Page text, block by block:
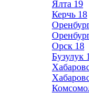
Ялта 19
Керчь 18
Орск 18
Бузулук